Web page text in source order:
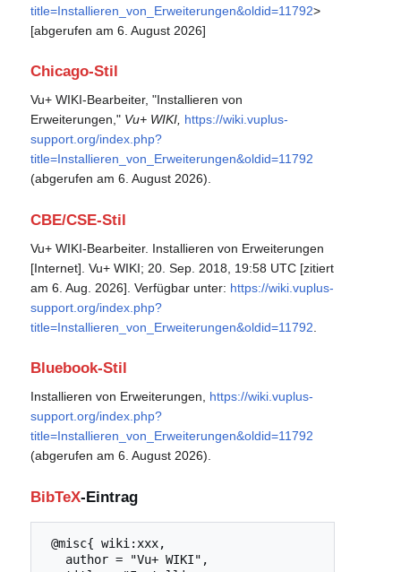
title=Installieren_von_Erweiterungen&oldid=11792>
[abgerufen am 6. August 2026]
Chicago-Stil
Vu+ WIKI-Bearbeiter, "Installieren von
Erweiterungen," Vu+ WIKI, https://wiki.vuplus-
support.org/index.php?
title=Installieren_von_Erweiterungen&oldid=11792
(abgerufen am 6. August 2026).
CBE/CSE-Stil
Vu+ WIKI-Bearbeiter. Installieren von Erweiterungen
[Internet]. Vu+ WIKI; 20. Sep. 2018, 19:58 UTC [zitiert
am 6. Aug. 2026]. Verfügbar unter: https://wiki.vuplus-
support.org/index.php?
title=Installieren_von_Erweiterungen&oldid=11792
Bluebook-Stil
Installieren von Erweiterungen, https://wiki.vuplus-
support.org/index.php?
title=Installieren_von_Erweiterungen&oldid=11792
(abgerufen am 6. August 2026).
BibTeX-Eintrag